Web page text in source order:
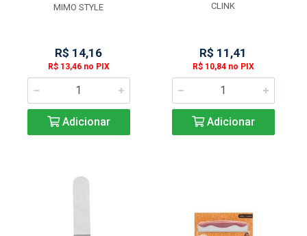
MIMO STYLE
R$ 14,16
R$ 13,46 no PIX
Adicionar
CLINK
R$ 11,41
R$ 10,84 no PIX
Adicionar